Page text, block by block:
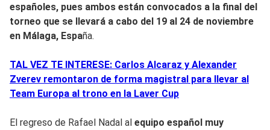
españoles, pues ambos están convocados a la final del
torneo que se llevará a cabo del 19 al 24 de noviembre
en Málaga, España.
TAL VEZ TE INTERESE: Carlos Alcaraz y Alexander
Zverev remontaron de forma magistral para llevar al
Team Europa al trono en la Laver Cup
El regreso de Rafael Nadal al equipo español muy